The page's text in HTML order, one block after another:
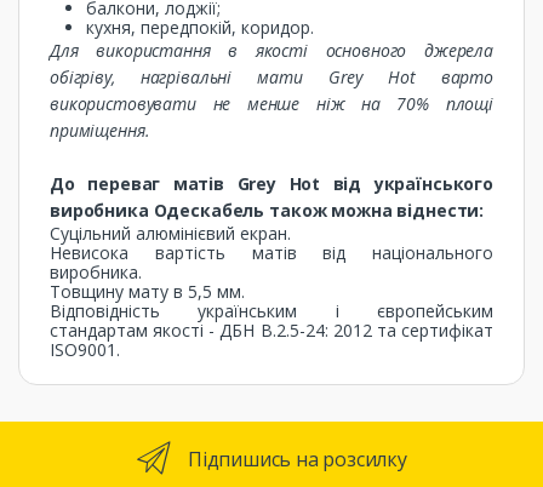
балкони, лоджії;
кухня, передпокій, коридор.
Для використання в якості основного джерела
обігріву, нагрівальні мати Grey Hot варто
використовувати не менше ніж на 70% площі
приміщення.
До переваг матів Grey Hot від українського
виробника Одескабель також можна віднести:
Суцільний алюмінієвий екран.
Невисока вартість матів від національного
виробника.
Товщину мату в 5,5 мм.
Відповідність українським і європейським
стандартам якості - ДБН В.2.5-24: 2012 та сертифікат
ISO9001.
Підпишись на розсилку